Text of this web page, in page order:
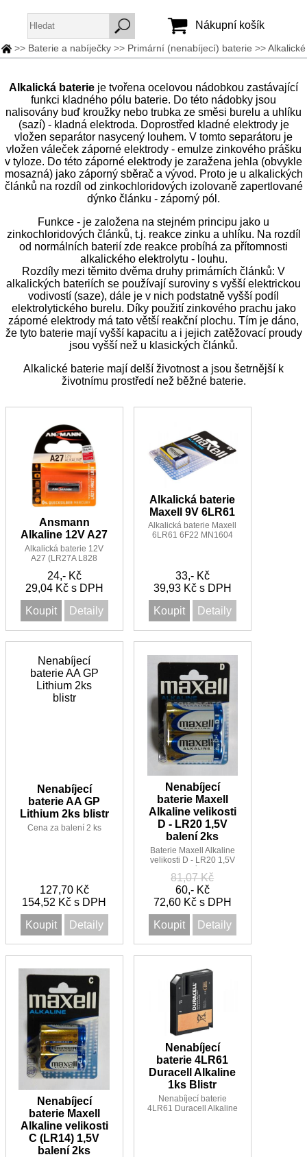
Heslo:
Vytvořit účet
Zapomenuté heslo
Nákupní košík
>> Baterie a nabíječky>> Primární (nenabíjecí) baterie >>Alkalické
Alkalická baterie je tvořena ocelovou nádobkou zastávající
funkci kladného pólu baterie. Do této nádobky jsou
nalisovány buď kroužky nebo trubka ze směsi burelu a uhlíku
(sazí) - kladná elektroda. Doprostřed kladné elektrody je
vložen separátor nasycený louhem. V tomto separátoru je
vložen váleček záporné elektrody - emulze zinkového prášku
v tyloze. Do této záporné elektrody je zaražena jehla (obvykle
mosazná) jako záporný sběrač a vývod. Proto je u alkalických
článků na rozdíl od zinkochloridových izolovaně zapertlované
dýnko článku - záporný pól.
Funkce - je založena na stejném principu jako u
zinkochloridových článků, t.j. reakce zinku a uhlíku. Na rozdíl
od normálních baterií zde reakce probíhá za přítomnosti
alkalického elektrolytu - louhu.
Rozdíly mezi těmito dvěma druhy primárních článků: V
alkalických bateriích se používají suroviny s vyšší elektrickou
vodivostí (saze), dále je v nich podstatně vyšší podíl
elektrolytického burelu. Díky použití zinkového prachu jako
záporné elektrody má tato větší reakční plochu. Tím je dáno,
že tyto baterie mají vyšší kapacitu a i jejich zatěžovací proudy
jsou vyšší než u klasických článků.
Alkalické baterie mají delší životnost a jsou šetrnější k
životnímu prostředí než běžné baterie.
Ansmann
Alkaline 12V A27
Alkalická baterie 12V
A27 (LR27A L828
24,- Kč
29,04 Kč s DPH
Koupit
Detaily
Alkalická baterie
Maxell 9V 6LR61
Alkalická baterie Maxell
6LR61 6F22 MN1604
33,- Kč
39,93 Kč s DPH
Koupit
Detaily
Nenabíjecí
baterie AA GP
Lithium 2ks
blistr
Nenabíjecí
baterie AA GP
Lithium 2ks blistr
Cena za balení 2 ks
127,70 Kč
154,52 Kč s DPH
Koupit
Detaily
Nenabíjecí
baterie Maxell
Alkaline velikosti
D - LR20 1,5V
balení 2ks
Baterie Maxell Alkaline
velikosti D - LR20 1,5V
balení 2ks
81,07 Kč
60,- Kč
72,60 Kč s DPH
Koupit
Detaily
Nenabíjecí
baterie Maxell
Alkaline velikosti
C (LR14) 1,5V
balení 2ks
Nenabíjecí
baterie 4LR61
Duracell Alkaline
1ks Blistr
Nenabíjecí baterie
4LR61 Duracell Alkaline